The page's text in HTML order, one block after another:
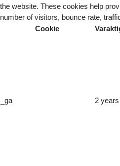
the website. These cookies help
number of visitors, bounce rate,
Cookie
_ga 2 years